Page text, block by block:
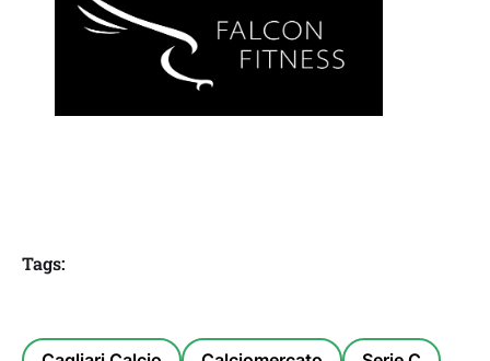
Tags: